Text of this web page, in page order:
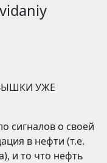
УЖЕ
сигналов о своей
в нефти (т.е.
и то что нефть